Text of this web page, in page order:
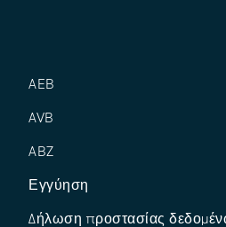
AEB
AVB
ABZ
Εγγύηση
Δήλωση προστασίας